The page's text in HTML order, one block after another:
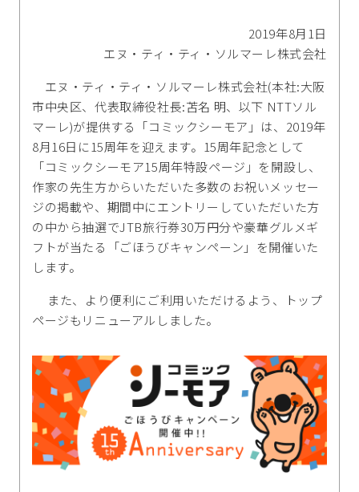
2019年8月1日
エヌ・ティ・ティ・ソルマーレ株式会社
エヌ・ティ・ティ・ソルマーレ株式会社(本社:大阪
市中央区、代表取締役社長:苫名 明、以下 NTTソル
マーレ)が提供する「コミックシーモア」は、2019年
8月16日に15周年を迎えます。15周年記念として
「コミックシーモア15周年特設ページ」を開設し、
作家の先生方からいただいた多数のお祝いメッセー
ジの掲載や、期間中にエントリーしていただいた方
の中から抽選でJTB旅行券30万円分や豪華グルメギ
フトが当たる「ごほうびキャンペーン」を開催いた
します。
また、より便利にご利用いただけるよう、トップ
ページもリニューアルしました。